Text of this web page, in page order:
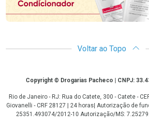
Voltar ao Topo
CopyrightCopyright © Drogarias Pacheco | CNPJ:
Rio de Janeiro - RJ: Rua do Catete, 300 - Catete -
Giovanelli - CRF 28127 | 24 horas| Autorização de
25351.493074/2012-10 Autorização/MS: